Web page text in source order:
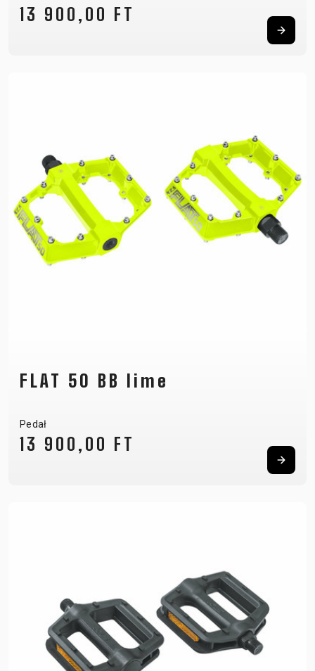
13 900,00 FT
FLAT 50 BB lime
Pedał
13 900,00 FT